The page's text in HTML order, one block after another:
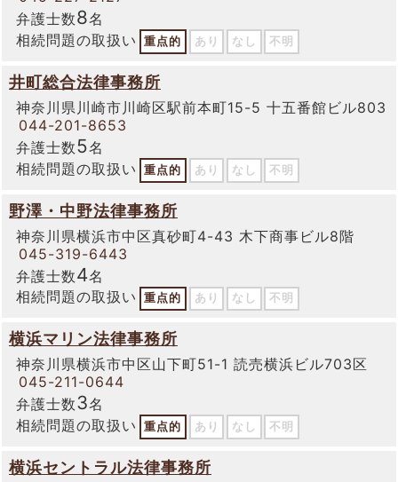
弁護士数8名
相続問題の取扱い
重点的 あり なし 不明
井町総合法律事務所
神奈川県川崎市川崎区駅前本町15-5 十五番館ビル803
044-201-8653
弁護士数5名
相続問題の取扱い
重点的 あり なし 不明
野澤・中野法律事務所
神奈川県横浜市中区真砂町4-43 木下商事ビル8階
045-319-6443
弁護士数4名
相続問題の取扱い
重点的 あり なし 不明
横浜マリン法律事務所
神奈川県横浜市中区山下町51-1 読売横浜ビル703区
045-211-0644
弁護士数3名
相続問題の取扱い
重点的 あり なし 不明
横浜セントラル法律事務所